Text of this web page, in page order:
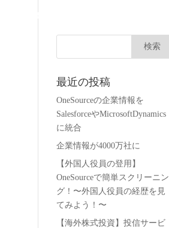
最近の投稿
OneSourceの企業情報を
SalesforceやMicrosoftDynamics
に統合
企業情報が4000万社に
【外国人役員の登用】
OneSourceで簡単スクリーニン
グ！〜外国人役員の経歴を見
てみよう！〜
【海外株式投資】投信サービ